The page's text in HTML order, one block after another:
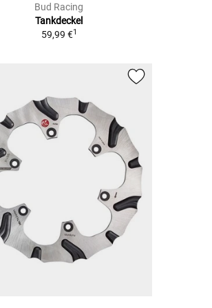
Bud Racing
Tankdeckel
59,99 €1